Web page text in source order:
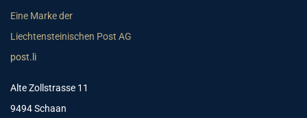
Eine Marke der
Liechtensteinischen Post AG
post.li
Alte Zollstrasse 11
9494 Schaan